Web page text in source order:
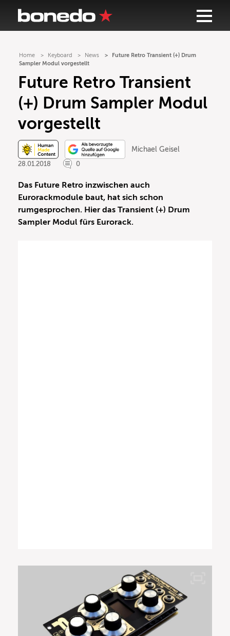
Home Keyboard News
Future Retro Transient (+) Drum
Sampler Modul vorgestellt
Future Retro Transient
(+) Drum Sampler Modul
vorgestellt
Michael Geisel
28.01.2018
0
Das Future Retro inzwischen auch
Eurorackmodule baut, hat sich schon
rumgesprochen. Hier das Transient (+) Drum
Sampler Modul fürs Eurorack.